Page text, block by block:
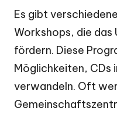
Es gibt
Workshops, die das
fördern. Diese
Möglichkeiten, CDs
verwandeln. Oft